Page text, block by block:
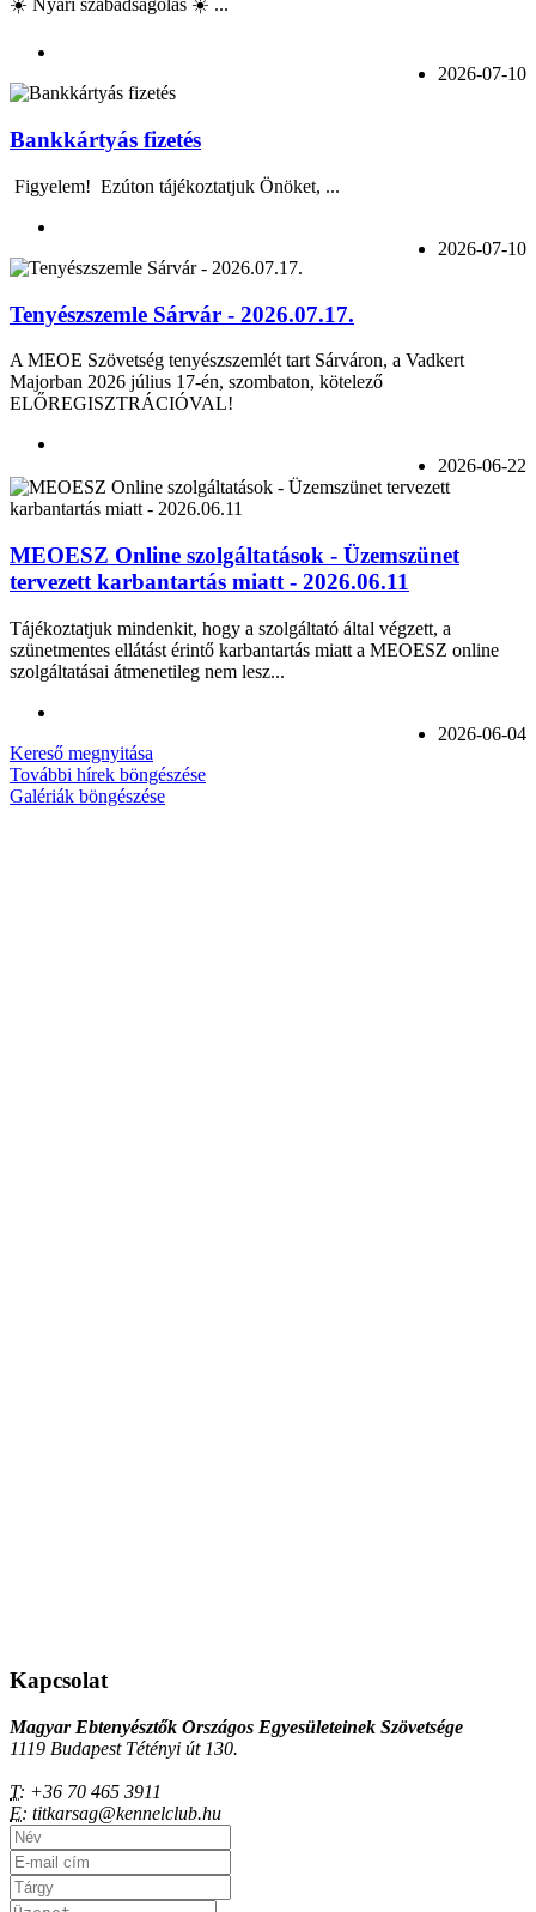
☀️ Nyári szabadságolás ☀️ ...
2026-07-10
Bankkártyás fizetés
Figyelem! Ezúton tájékoztatjuk Önöket, ...
2026-07-10
Tenyészszemle Sárvár - 2026.07.17.
A MEOE Szövetség tenyészszemlét tart Sárváron, a Vadkert
Majorban 2026 július 17-én, szombaton, kötelező
ELŐREGISZTRÁCIÓVAL!
2026-06-22
MEOESZ Online szolgáltatások - Üzemszünet
tervezett karbantartás miatt - 2026.06.11
Tájékoztatjuk mindenkit, hogy a szolgáltató által végzett, a
szünetmentes ellátást érintő karbantartás miatt a MEOESZ online
szolgáltatásai átmenetileg nem lesz...
2026-06-04
Kereső megnyitása
További hírek böngészése
Galériák böngészése
Kapcsolat
Magyar Ebtenyésztők Országos Egyesületeinek Szövetsége
1119 Budapest Tétényi út 130.
T: +36 70 465 3911
E: titkarsag@kennelclub.hu